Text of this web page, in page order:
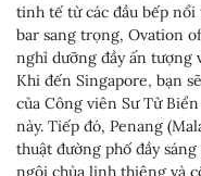
tinh tế từ các đầu bếp
bar sang trọng, Ovation
nghỉ dưỡng đầy ấn tượng
Khi đến Singapore, bạn
của Công viên Sư Tử
này. Tiếp đó, Penang
thuật đường phố đầy
ngôi chùa linh thiêng và